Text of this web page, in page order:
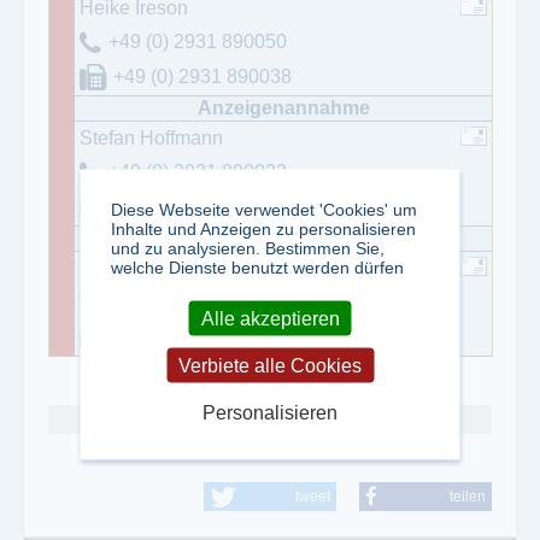
Heike Ireson
+49 (0) 2931 890050
+49 (0) 2931 890038
Stefan Hoffmann
+49 (0) 2931 890022
+49 (0) 2931 890038
Dirk Biermann
+49 (0) 5222 9441188
+49 (0) 521 139430
Abo kündigen
tweet teilen
Diese Webseite verwendet 'Cookies' um
Inhalte und Anzeigen zu personalisieren
und zu analysieren. Bestimmen Sie,
welche Dienste benutzt werden dürfen
Alle akzeptieren
Verbiete alle Cookies
Personalisieren